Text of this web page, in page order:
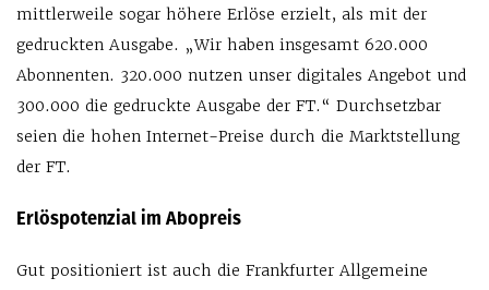
mittlerweile sogar höhere Erlöse erzielt, als mit der
gedruckten Ausgabe. „Wir haben insgesamt 620.000
Abonnenten. 320.000 nutzen unser digitales Angebot und
300.000 die gedruckte Ausgabe der FT.“ Durchsetzbar
seien die hohen Internet-Preise durch die Marktstellung
der FT.
Erlöspotenzial im Abopreis
Gut positioniert ist auch die Frankfurter Allgemeine